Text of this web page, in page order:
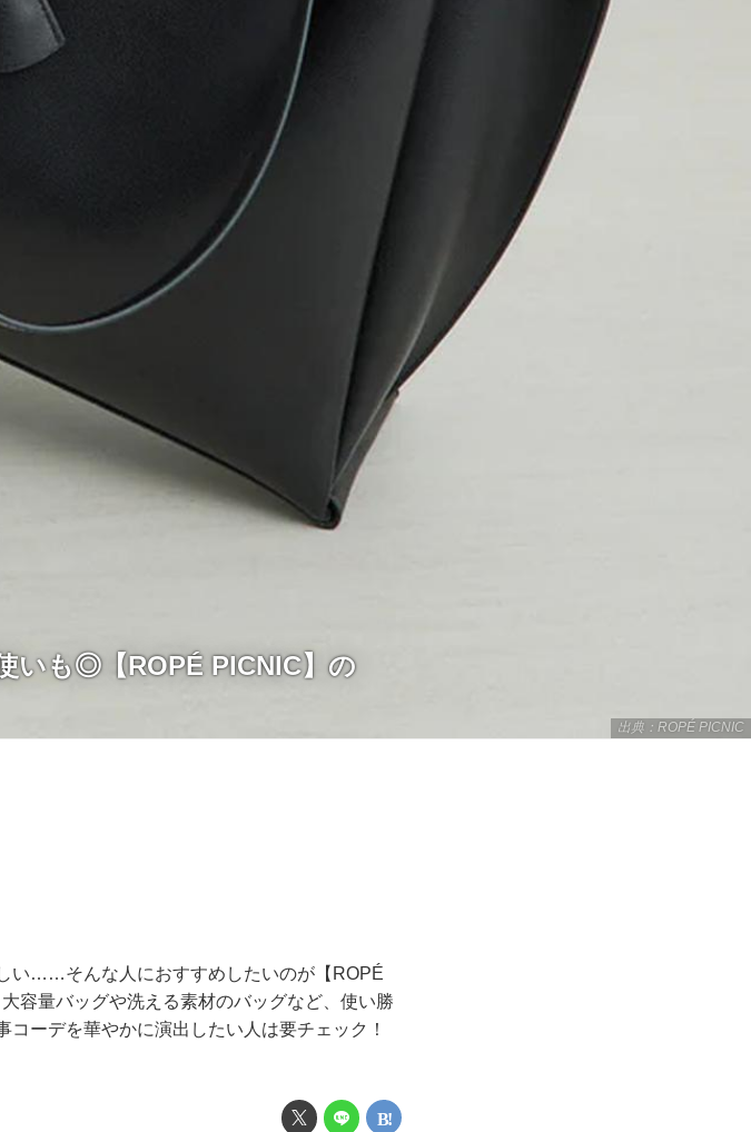
出典：ROPÉ PICNIC
いも◎【ROPÉ PICNIC】の
い……そんな人におすすめしたいのが【ROPÉ
容量バッグや洗える素材のバッグなど、使い勝
ーデを華やかに演出したい人は要チェック！